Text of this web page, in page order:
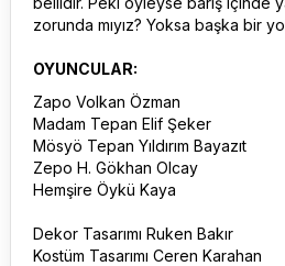
zorunda mıyız? Yoksa başka bir
OYUNCULAR:
Zapo Volkan Özman
Madam Tepan Elif Şeker
Mösyö Tepan Yıldırım Bayazıt
Zepo H. Gökhan Olcay
Hemşire Öykü Kaya
Dekor Tasarımı Ruken Bakır
Kostüm Tasarımı Ceren Karahan